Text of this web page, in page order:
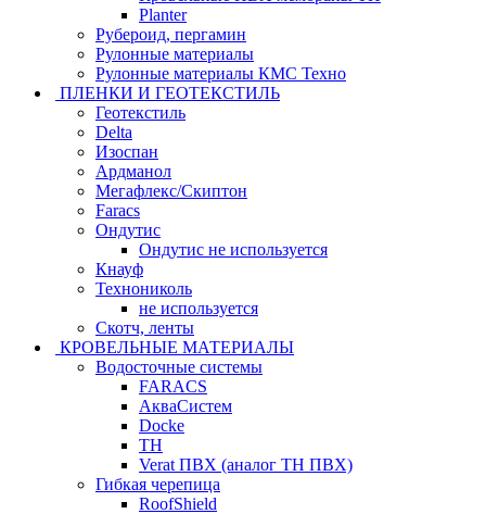
Planter
Рубероид, пергамин
Рулонные материалы
Рулонные материалы КМС Техно
ПЛЕНКИ И ГЕОТЕКСТИЛЬ
Геотекстиль
Delta
Изоспан
Ардманол
Мегафлекс/Скиптон
Faracs
Ондутис
Ондутис не используется
Кнауф
Технониколь
не используется
Скотч, ленты
КРОВЕЛЬНЫЕ МАТЕРИАЛЫ
Водосточные системы
FARACS
АкваСистем
Docke
ТН
Verat ПВХ (аналог ТН ПВХ)
Гибкая черепица
RoofShield